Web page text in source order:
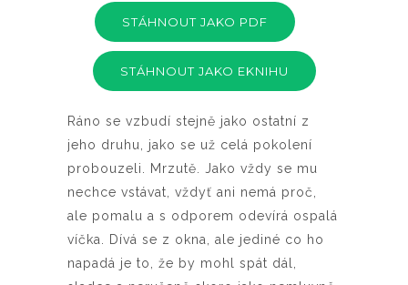
STÁHNOUT JAKO PDF
STÁHNOUT JAKO EKNIHU
Ráno se vzbudí stejně jako ostatní z
jeho druhu, jako se už celá pokolení
probouzeli. Mrzutě. Jako vždy se mu
nechce vstávat, vždyť ani nemá proč,
ale pomalu a s odporem odevírá ospalá
víčka. Dívá se z okna, ale jediné co ho
napadá je to, že by mohl spát dál,